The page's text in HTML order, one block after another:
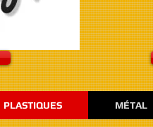
PLASTIQUES MÉTAL